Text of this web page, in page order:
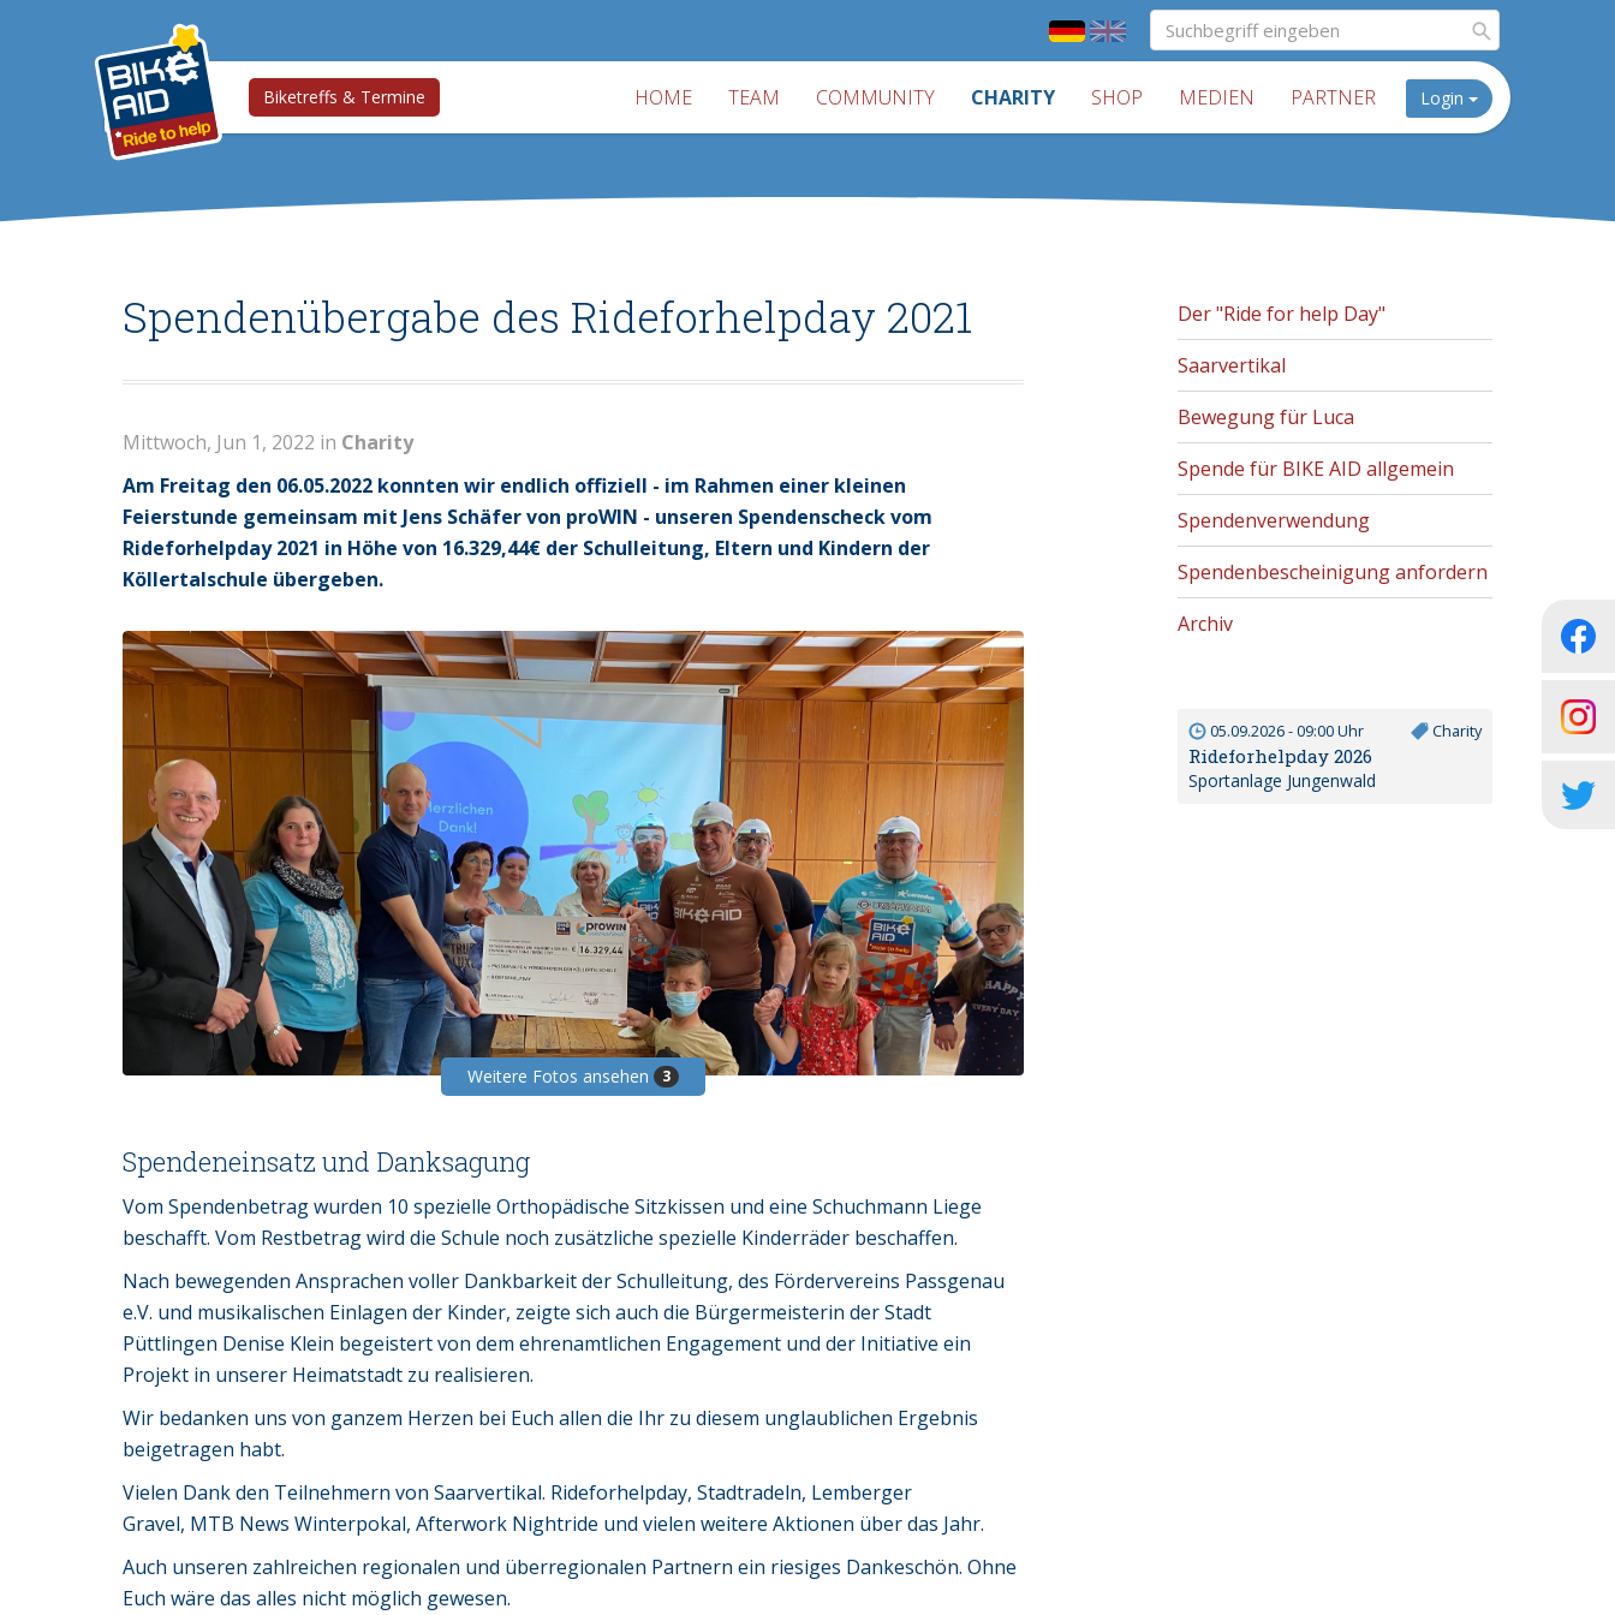
Biketreffs & Termine HOME TEAM COMMUNITY CHARITY SHOP MEDIEN PARTNER Login
Spendenübergabe des Rideforhelpday 2021
Mittwoch, Jun 1, 2022 in Charity
Am Freitag den 06.05.2022 konnten wir endlich offiziell - im Rahmen einer kleinen
Feierstunde gemeinsam mit Jens Schäfer von proWIN - unseren Spendenscheck vom
Rideforhelpday 2021 in Höhe von 16.329,44€ der Schulleitung, Eltern und Kindern der
Köllertalschule übergeben.
Weitere Fotos ansehen 3
Spendeneinsatz und Danksagung
Vom Spendenbetrag wurden 10 spezielle Orthopädische Sitzkissen und eine Schuchmann Liege
beschafft. Vom Restbetrag wird die Schule noch zusätzliche spezielle Kinderräder beschaffen.
Nach bewegenden Ansprachen voller Dankbarkeit der Schulleitung, des Fördervereins Passgenau
e.V. und musikalischen Einlagen der Kinder, zeigte sich auch die Bürgermeisterin der Stadt
Püttlingen Denise Klein begeistert von dem ehrenamtlichen Engagement und der Initiative ein
Projekt in unserer Heimatstadt zu realisieren.
Wir bedanken uns von ganzem Herzen bei Euch allen die Ihr zu diesem unglaublichen Ergebnis
beigetragen habt.
Vielen Dank den Teilnehmern von Saarvertikal. Rideforhelpday, Stadtradeln, Lemberger
Gravel, MTB News Winterpokal, Afterwork Nightride und vielen weitere Aktionen über das Jahr.
Auch unseren zahlreichen regionalen und überregionalen Partnern ein riesiges Dankeschön. Ohne
Euch wäre das alles nicht möglich gewesen.
Der "Ride for help Day"
Saarvertikal
Bewegung für Luca
Spende für BIKE AID allgemein
Spendenverwendung
Spendenbescheinigung anfordern
Archiv
05.09.2026 - 09:00 Uhr Charity
Rideforhelpday 2026
Sportanlage Jungenwald